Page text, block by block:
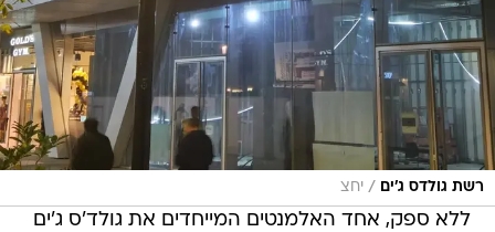
רשת גולדס ג'ים / יחצ
ללא ספק, אחד האלמנטים המייחדים את גולד'ס ג'ים